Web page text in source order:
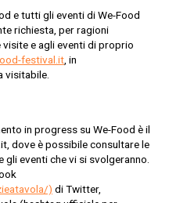
e tutti gli eventi di We-Food
richiesta, per ragioni
visite e agli eventi di proprio
festival.it, in
visitabile.
in progress su We-Food è il
dove è possibile consultare le
gli eventi che vi si svolgeranno.
) di Twitter,